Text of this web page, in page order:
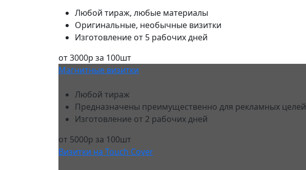
Любой тираж, любые материалы
Оригинальные, необычные визитки
Изготовление от 5 рабочих дней
от 3000р за 100шт
Магнитные визитки
Любой тираж
Предназначены преимущественно для рекламных целей
Изготовление от 2 рабочих дней
от 5000р за 100шт
Визитки на Touch Cover